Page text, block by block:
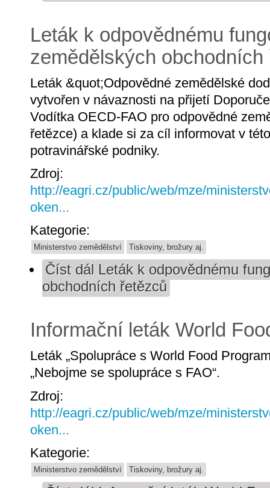
Leták k odpovědnému
zemědělských obchodních
Leták &quot;Odpovědné zemědělské
vytvořen v návaznosti na přijetí
Vodítka OECD-FAO pro odpovědné
řetězce) a klade si za cíl informovat v
potravinářské podniky.
Zdroj:
http://eagri.cz/public/web/mze/
oken...
Kategorie:
Ministerstvo zemědělství Tiskoviny, brožury aj.
Číst dál Leták k odpovědnému
obchodních řetězců
Informační leták World
Leták „Spolupráce s World Food
„Nebojme se spolupráce s FAO“.
Zdroj:
http://eagri.cz/public/web/mze/
oken...
Kategorie:
Ministerstvo zemědělství Tiskoviny, brožury aj.